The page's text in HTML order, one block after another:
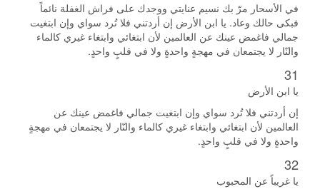
في الأسحار مرّ بك نسيم عنايتي ووجدك على فراش الغفلة نائماً
فبكى حالك وعاد. يا ابن الأرض إن أردتني فلا تُرد سواي وإن ابتغيت
جمالي فاغمض عينك عن العالمين لأن ابتغائي وابتغاء غيري كالماء
والنّار لا يجتمعان في مهجةٍ واحدةٍ ولا في قلبٍ واحدٍ.
31
يا ابن الأرض
إن أردتني فلا تُرد سواي وإن ابتغيت جمالي فاغمض عينك عن
العالمين لأن ابتغائي وابتغاء غيري كالماء والنّار لا يجتمعان في مهجةٍ
واحدةٍ ولا في قلبٍ واحدٍ.
32
يا غريباً عن المحبوب